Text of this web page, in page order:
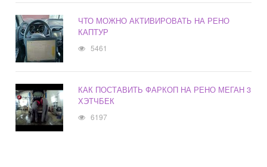
ЧТО МОЖНО АКТИВИРОВАТЬ НА РЕНО
КАПТУР
5461
КАК ПОСТАВИТЬ ФАРКОП НА РЕНО МЕГАН 3
ХЭТЧБЕК
6197